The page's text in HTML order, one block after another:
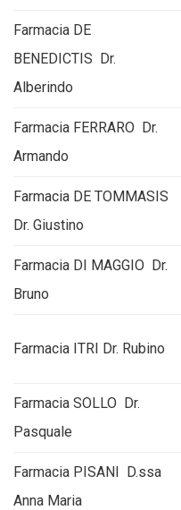
Farmacia DE
BENEDICTIS Dr.
Alberindo
Farmacia FERRARO Dr.
Armando
Farmacia DE TOMMASIS
Dr. Giustino
Farmacia DI MAGGIO Dr.
Bruno
Farmacia ITRI Dr. Rubino
Farmacia SOLLO Dr.
Pasquale
Farmacia PISANI D.ssa
Anna Maria